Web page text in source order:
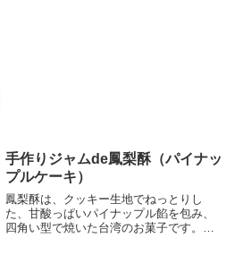
手作りジャムde鳳梨酥（パイナッ
プルケーキ）
鳳梨酥は、クッキー生地でねっとりし
た、甘酸っぱいパイナップル餡を包み、
四角い型で焼いた台湾のお菓子です。型